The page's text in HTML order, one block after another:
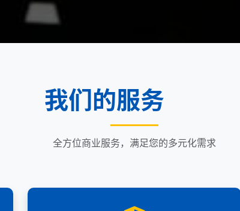
我们的服务
全方位商业服务，满足您的多元化需求